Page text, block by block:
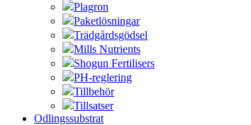
Plagron
Paketlösningar
Trädgårdsgödsel
Mills Nutrients
Shogun Fertilisers
PH-reglering
Tillbehör
Tillsatser
Odlingssubstrat